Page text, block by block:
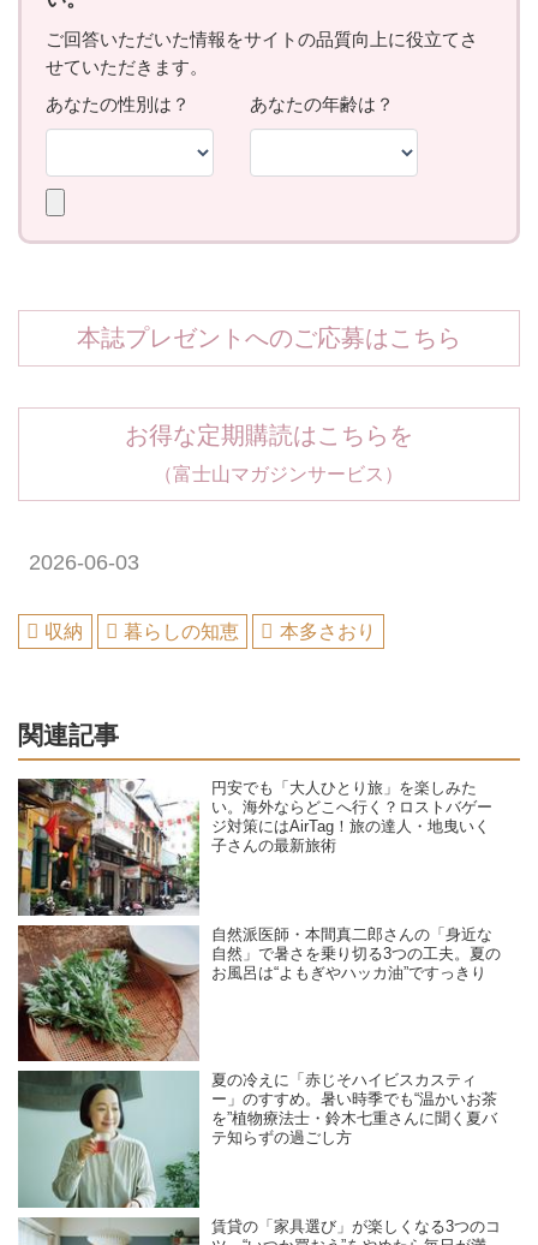
本誌プレゼントへのご応募はこちら
お得な定期購読はこちらを
（富士山マガジンサービス）
2026-06-03
収納 暮らしの知恵 本多さおり
関連記事
円安でも「大人ひとり旅」を楽しみた
い。海外ならどこへ行く？ロストバゲー
ジ対策にはAirTag！旅の達人・地曳いく
子さんの最新旅術
自然派医師・本間真二郎さんの「身近な
自然」で暑さを乗り切る3つの工夫。夏の
お風呂は“よもぎやハッカ油”ですっきり
夏の冷えに「赤じそハイビスカスティ
ー」のすすめ。暑い時季でも“温かいお茶
を”植物療法士・鈴木七重さんに聞く夏バ
テ知らずの過ごし方
賃貸の「家具選び」が楽しくなる3つのコ